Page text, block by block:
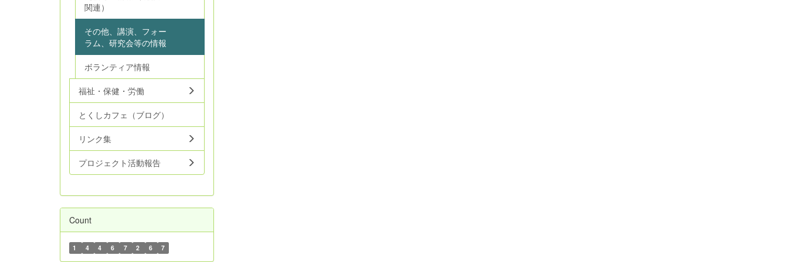
関連）
その他、講演、フォー
ラム、研究会等の情報
ボランティア情報
福祉・保健・労働
とくしカフェ（ブログ）
リンク集
プロジェクト活動報告
Count
1 4 4 6 7 2 6 7